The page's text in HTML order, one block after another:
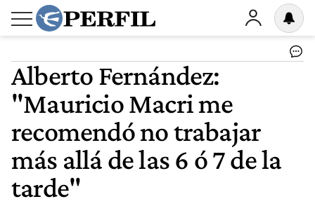
Alberto Fernández:
"Mauricio Macri me
recomendó no trabajar
más allá de las 6 ó 7 de la
tarde"